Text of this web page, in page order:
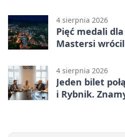
4 sierpnia 2026
Pięć medali
Mastersi
4 sierpnia 2026
Jeden bilet
i Rybnik.